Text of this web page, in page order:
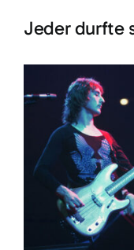
Jeder durfte